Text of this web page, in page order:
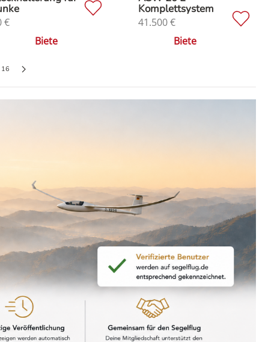
€
Biete
Komplettsystem
41.500€
Biete
16